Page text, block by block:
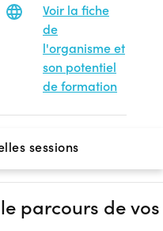
Voir la fiche
de
l'organisme et
son potentiel
de formation
sessions
parcours de vos